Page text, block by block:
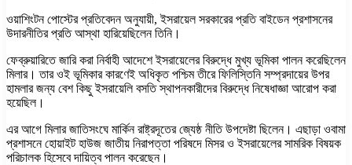
ওয়াশিংটন পোস্টের প্রতিবেদন অনুযায়ী, ইসরায়েল সরকারের প্রতি বাইডেন প্রশাসনের
উদারনীতির প্রতি আস্থা হারিয়েছিলেন তিনি।
ফেব্রুয়ারিতে জারি করা নির্বাহী আদেশে ইসরায়েলের বিরুদ্ধে মুখ্য ভূমিকা পালন করেছিলেন
মিলার। তার ওই ভূমিকার কারণেই অধিকৃত পশ্চিম তীরে ফিলিস্তিনি সম্প্রদায়ের উপর
হামলার জন্য বেশ কিছু ইসরায়েলি বসতি স্থাপনকারীদের বিরুদ্ধে নিষেধাজ্ঞা আরোপ করা
হয়েছিল।
এর আগে মিলার জাতিসংঘে মার্কিন রাষ্ট্রদূতের জ্যেষ্ঠ নীতি উপদেষ্টা ছিলেন। এছাড়া ওবামা
প্রশাসনে হোয়াইট হাউজ জাতীয় নিরাপত্তা পরিষদে মিসর ও ইসরায়েলের সামরিক বিষয়ক
পরিচালক হিসেবে দায়িত্ব পালন করেছেন।